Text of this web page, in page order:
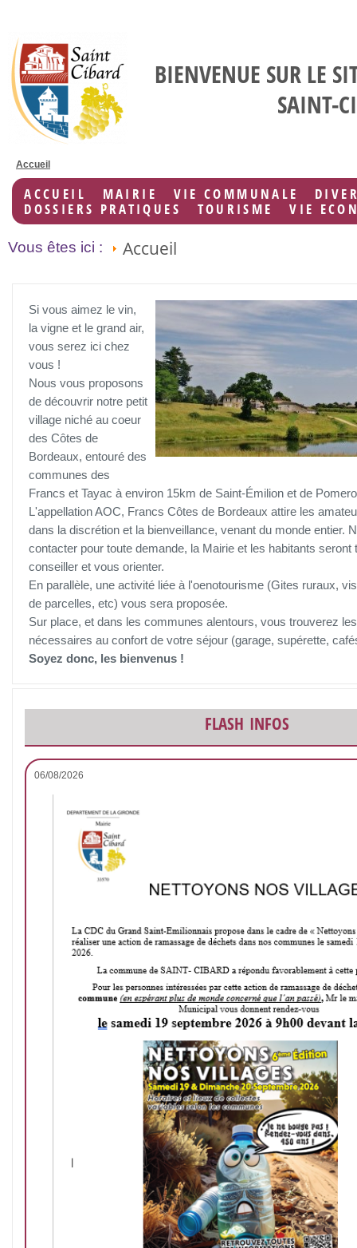
BIENVENUE SUR LE
SAINT-
Accueil
ACCUEIL MAIRIE VIE COMMUNALE
DOSSIERS PRATIQUES
TOURISME VIE
Vous êtes ici : Accueil
Si vous aimez le vin,
la vigne et le grand air,
vous serez ici chez
vous !
Nous vous proposons
de découvrir notre petit
village niché au coeur
des Côtes de
Bordeaux, entouré des
communes des
Francs et Tayac à environ 15km de Saint-Émilion et de
L'appellation AOC, Francs Côtes de Bordeaux attire les
dans la discrétion et la bienveillance, venant du monde entier.
contacter pour toute demande, la Mairie et les habitants seront
conseiller et vous orienter.
En parallèle, une activité liée à l'oenotourisme (Gites ruraux,
de parcelles, etc) vous sera proposée.
Sur place, et dans les communes alentours, vous trouverez
nécessaires au confort de votre séjour (garage, supérette,
Soyez donc, les bienvenus !
flash infos
06/08/2026